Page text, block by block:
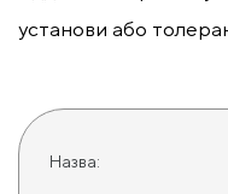
установи або
Назва: